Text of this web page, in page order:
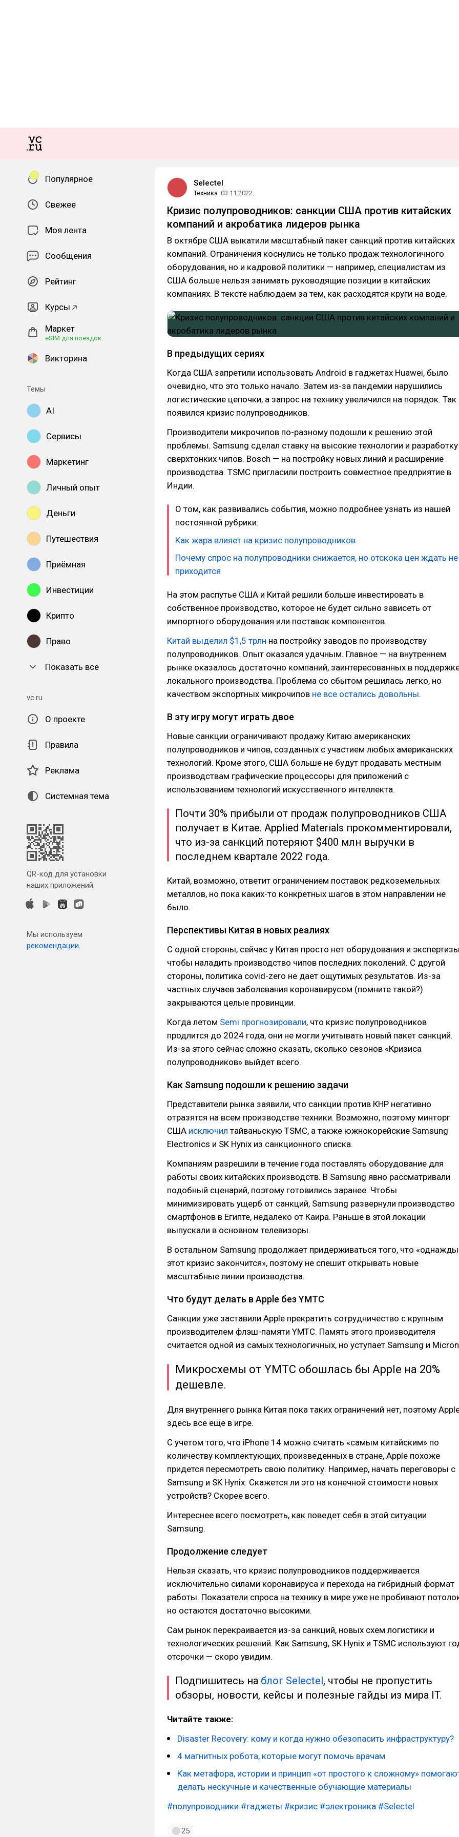
Популярное
Свежее
Моя лента
Сообщения
Рейтинг
Курсы
Маркет
eSIM для поездок
Викторина
Темы
AI
Сервисы
Маркетинг
Личный опыт
Деньги
Путешествия
Приёмная
Инвестиции
Крипто
Право
Показать все
vc.ru
О проекте
Правила
Реклама
Системная тема
QR-код для установки
наших приложений.
Мы используем
рекомендации.
Selectel
Техника 03.11.2022
Кризис полупроводников: санкции США против китайских
компаний и акробатика лидеров рынка
В октябре США выкатили масштабный пакет санкций против китайских
компаний. Ограничения коснулись не только продаж технологичного
оборудования, но и кадровой политики — например, специалистам из
США больше нельзя занимать руководящие позиции в китайских
компаниях. В тексте наблюдаем за тем, как расходятся круги на воде.
В предыдущих сериях
Когда США запретили использовать Android в гаджетах Huawei, было
очевидно, что это только начало. Затем из-за пандемии нарушились
логистические цепочки, а запрос на технику увеличился на порядок. Так
появился кризис полупроводников.
Производители микрочипов по-разному подошли к решению этой
проблемы. Samsung сделал ставку на высокие технологии и разработку
сверхтонких чипов. Bosch — на постройку новых линий и расширение
производства. TSMC пригласили построить совместное предприятие в
Индии.
О том, как развивались события, можно подробнее узнать из нашей
постоянной рубрики:
Как жара влияет на кризис полупроводников
Почему спрос на полупроводники снижается, но отскока цен ждать не
приходится
На этом распутье США и Китай решили больше инвестировать в
собственное производство, которое не будет сильно зависеть от
импортного оборудования или поставок компонентов.
Китай выделил $1,5 трлн на постройку заводов по производству
полупроводников. Опыт оказался удачным. Главное — на внутреннем
рынке оказалось достаточно компаний, заинтересованных в
локального производства. Проблема со сбытом решилась легко, но
качеством экспортных микрочипов не все остались довольны.
В эту игру могут играть двое
Новые санкции ограничивают продажу Китаю американских
полупроводников и чипов, созданных с участием любых американских
технологий. Кроме этого, США больше не будут продавать местным
производствам графические процессоры для приложений с
использованием технологий искусственного интеллекта.
Почти 30% прибыли от продаж полупроводников США
получает в Китае. Applied Materials прокомментировали,
что из-за санкций потеряют $400 млн выручки в
последнем квартале 2022 года.
Китай, возможно, ответит ограничением поставок редкоземельных
металлов, но пока каких-то конкретных шагов в этом направлении не
было.
Перспективы Китая в новых реалиях
С одной стороны, сейчас у Китая просто нет оборудования и
чтобы наладить производство чипов последних поколений. С другой
стороны, политика covid-zero не дает ощутимых результатов. Из-за
частных случаев заболевания коронавирусом (помните такой?)
закрываются целые провинции.
Когда летом Semi прогнозировали, что кризис полупроводников
продлится до 2024 года, они не могли учитывать новый пакет санкций.
Из-за этого сейчас сложно сказать, сколько сезонов «Кризиса
полупроводников» выйдет всего.
Как Samsung подошли к решению задачи
Представители рынка заявили, что санкции против КНР негативно
отразятся на всем производстве техники. Возможно, поэтому минторг
США исключил тайваньскую TSMC, а также южнокорейские Samsung
Electronics и SK Hynix из санкционного списка.
Компаниям разрешили в течение года поставлять оборудование для
работы своих китайских производств. В Samsung явно рассматривали
подобный сценарий, поэтому готовились заранее. Чтобы
минимизировать ущерб от санкций, Samsung развернули производство
смартфонов в Египте, недалеко от Каира. Раньше в этой локации
выпускали в основном телевизоры.
В остальном Samsung продолжает придерживаться того, что «однажды
этот кризис закончится», поэтому не спешит открывать новые
масштабные линии производства.
Что будут делать в Apple без YMTC
Санкции уже заставили Apple прекратить сотрудничество с крупным
производителем флэш-памяти YMTC. Память этого производителя
считается одной из самых технологичных, но уступает Samsung и
Микросхемы от YMTC обошлась бы Apple на 20%
дешевле.
Для внутреннего рынка Китая пока таких ограничений нет, поэтому
здесь все еще в игре.
С учетом того, что iPhone 14 можно считать «самым китайским» по
количеству комплектующих, произведенных в стране, Apple похоже
придется пересмотреть свою политику. Например, начать переговоры с
Samsung и SK Hynix. Скажется ли это на конечной стоимости новых
устройств? Скорее всего.
Интереснее всего посмотреть, как поведет себя в этой ситуации
Samsung.
Продолжение следует
Нельзя сказать, что кризис полупроводников поддерживается
исключительно силами коронавируса и перехода на гибридный формат
работы. Показатели спроса на технику в мире уже не пробивают
но остаются достаточно высокими.
Сам рынок перекраивается из-за санкций, новых схем логистики и
технологических решений. Как Samsung, SK Hynix и TSMC используют
отсрочки — скоро увидим.
Подпишитесь на блог Selectel, чтобы не пропустить
обзоры, новости, кейсы и полезные гайды из мира IT.
Читайте также:
Disaster Recovery: кому и когда нужно обезопасить инфраструктуру?
4 магнитных робота, которые могут помочь врачам
Как метафора, истории и принцип «от простого к сложному»‎
делать нескучные и качественные обучающие материалы
#полупроводники #гаджеты #кризис #электроника #Selectel
25